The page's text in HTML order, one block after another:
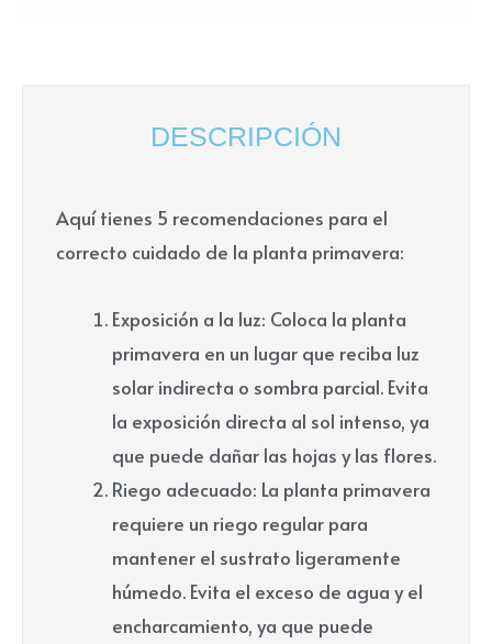
DESCRIPCIÓN
Aquí tienes 5 recomendaciones para el
correcto cuidado de la planta primavera:
Exposición a la luz: Coloca la planta
primavera en un lugar que reciba luz
solar indirecta o sombra parcial. Evita
la exposición directa al sol intenso, ya
que puede dañar las hojas y las flores.
Riego adecuado: La planta primavera
requiere un riego regular para
mantener el sustrato ligeramente
húmedo. Evita el exceso de agua y el
encharcamiento, ya que puede